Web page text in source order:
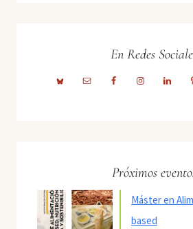
En Redes
Próximos
Máster en
based